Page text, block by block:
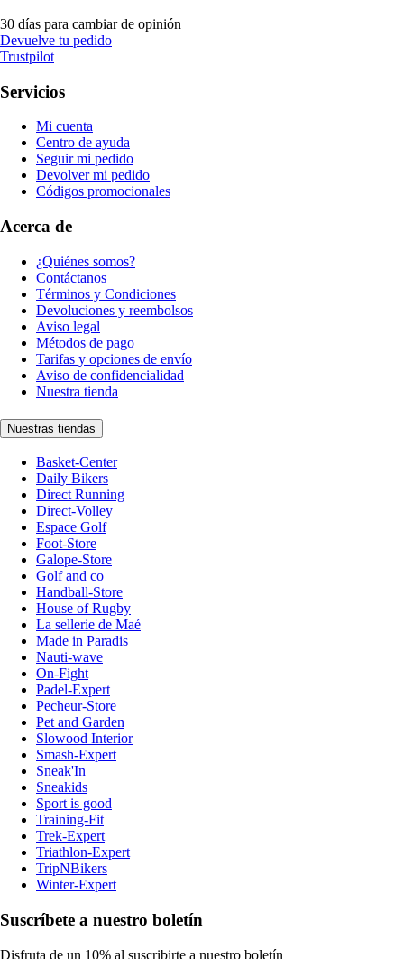
30 días para cambiar de opinión
Devuelve tu pedido
Trustpilot
Servicios
Mi cuenta
Centro de ayuda
Seguir mi pedido
Devolver mi pedido
Códigos promocionales
Acerca de
¿Quiénes somos?
Contáctanos
Términos y Condiciones
Devoluciones y reembolsos
Aviso legal
Métodos de pago
Tarifas y opciones de envío
Aviso de confidencialidad
Nuestra tienda
Nuestras tiendas
Basket-Center
Daily Bikers
Direct Running
Direct-Volley
Espace Golf
Foot-Store
Galope-Store
Golf and co
Handball-Store
House of Rugby
La sellerie de Maé
Made in Paradis
Nauti-wave
On-Fight
Padel-Expert
Pecheur-Store
Pet and Garden
Slowood Interior
Smash-Expert
Sneak'In
Sneakids
Sport is good
Training-Fit
Trek-Expert
Triathlon-Expert
TripNBikers
Winter-Expert
Suscríbete a nuestro boletín
Disfruta de un 10% al suscribirte a nuestro boletín